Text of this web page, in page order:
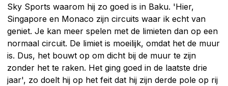
Sky Sports waarom hij zo goed is in Baku. 'Hier,
Singapore en Monaco zijn circuits waar ik echt van
geniet. Je kan meer spelen met de limieten dan op een
normaal circuit. De limiet is moeilijk, omdat het de muur
is. Dus, het bouwt op om dicht bij de muur te zijn
zonder het te raken. Het ging goed in de laatste drie
jaar', zo doelt hij op het feit dat hij zijn derde pole op rij